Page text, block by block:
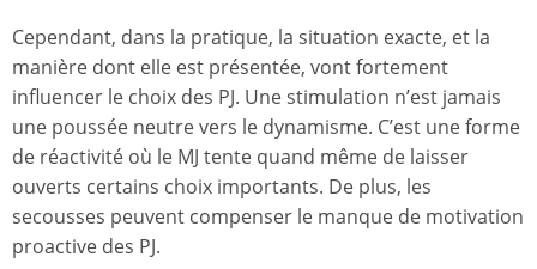
Cependant, dans la pratique, la situation exacte, et la
manière dont elle est présentée, vont fortement
influencer le choix des PJ. Une stimulation n’est jamais
une poussée neutre vers le dynamisme. C’est une forme
de réactivité où le MJ tente quand même de laisser
ouverts certains choix importants. De plus, les
secousses peuvent compenser le manque de motivation
proactive des PJ.